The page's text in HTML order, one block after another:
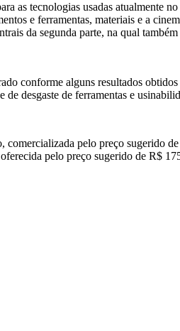
as tecnologias usadas atualmente
e ferramentas, materiais e a
da segunda parte, na qual
conforme alguns resultados
desgaste de ferramentas e
pelo preço sugerido
pelo preço sugerido de R$